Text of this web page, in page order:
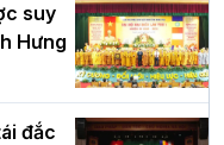
suy
Hưng
đắc